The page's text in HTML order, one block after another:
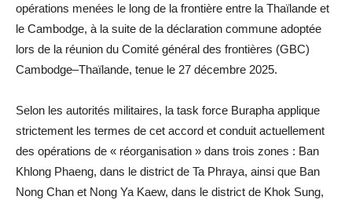
opérations menées le long de la frontière entre la Thaïlande et
le Cambodge, à la suite de la déclaration commune adoptée
lors de la réunion du Comité général des frontières (GBC)
Cambodge–Thaïlande, tenue le 27 décembre 2025.
Selon les autorités militaires, la task force Burapha applique
strictement les termes de cet accord et conduit actuellement
des opérations de « réorganisation » dans trois zones : Ban
Khlong Phaeng, dans le district de Ta Phraya, ainsi que Ban
Nong Chan et Nong Ya Kaew, dans le district de Khok Sung,